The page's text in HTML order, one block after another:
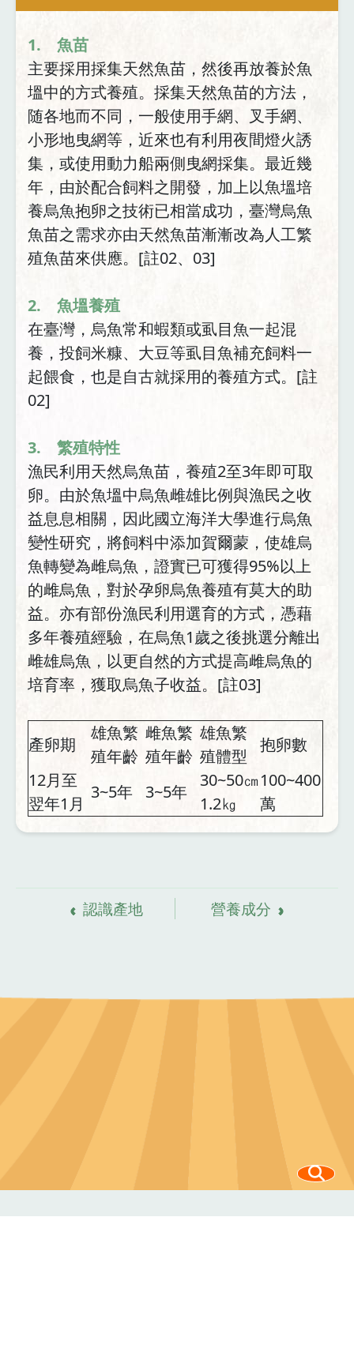
1. 魚苗
主要採用採集天然魚苗，然後再放養於魚
塭中的方式養殖。採集天然魚苗的方法，
随各地而不同，一般使用手網、叉手網、
小形地曳網等，近來也有利用夜間燈火誘
集，或使用動力船兩側曳網採集。最近幾
年，由於配合飼料之開發，加上以魚塭培
養烏魚抱卵之技術已相當成功，臺灣烏魚
魚苗之需求亦由天然魚苗漸漸改為人工繁
殖魚苗來供應。[註02、03]
2. 魚塭養殖
在臺灣，烏魚常和蝦類或虱目魚一起混
養，投飼米糠、大豆等虱目魚補充飼料一
起餵食，也是自古就採用的養殖方式。[註
02]
3. 繁殖特性
漁民利用天然烏魚苗，養殖2至3年即可取
卵。由於魚塭中烏魚雌雄比例與漁民之收
益息息相關，因此國立海洋大學進行烏魚
變性研究，將飼料中添加賀爾蒙，使雄烏
魚轉變為雌烏魚，證實已可獲得95%以上
的雌烏魚，對於孕卵烏魚養殖有莫大的助
益。亦有部份漁民利用選育的方式，憑藉
多年養殖經驗，在烏魚1歲之後挑選分離出
雌雄烏魚，以更自然的方式提高雌烏魚的
培育率，獲取烏魚子收益。[註03]
產卵期
雄魚繁
殖年齡
雌魚繁
殖年齡
雄魚繁
殖體型
抱卵數
12月至
翌年1月
3~5年 3~5年
30~50㎝
1.2㎏
100~400
萬
認識產地
營養成分